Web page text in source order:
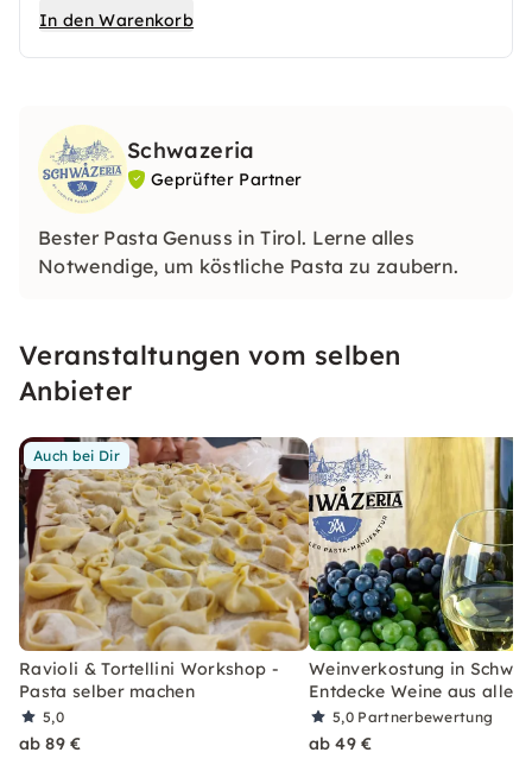
In den Warenkorb
Schwazeria
Geprüfter Partner
Bester Pasta Genuss in Tirol. Lerne alles
Notwendige, um köstliche Pasta zu zaubern.
Veranstaltungen vom selben
Anbieter
Auch bei Dir
Ravioli & Tortellini Workshop -
Pasta selber machen
5,0
ab 89 €
Weinverkostung in
Entdecke Weine aus aller
5,0 Partnerbewertung
ab 49 €